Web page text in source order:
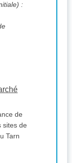
de l'offre initiale) :
de
sites de
Tarn